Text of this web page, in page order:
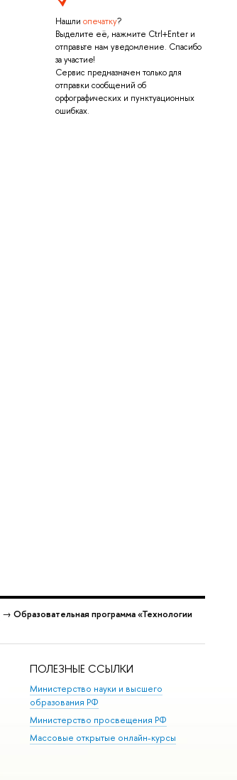
Нашли опечатку?
Выделите её, нажмите Ctrl+Enter и
отправьте нам уведомление. Спасибо
за участие!
Сервис предназначен только для
отправки сообщений об
орфографических и пунктуационных
ошибках.
→ Образовательная программа «Технологии
ПОЛЕЗНЫЕ ССЫЛКИ
Министерство науки и высшего
образования РФ
Министерство просвещения РФ
Массовые открытые онлайн-курсы